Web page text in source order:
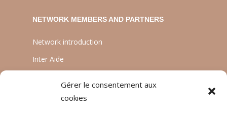
Gérer le consentement aux
cookies
NETWORK MEMBERS AND PARTNERS
Network introduction
Inter Aide
Planète Enfants & Développement